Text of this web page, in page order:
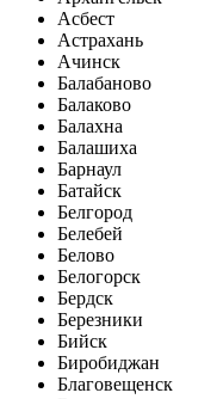
Асбест
Астрахань
Ачинск
Балабаново
Балаково
Балахна
Балашиха
Барнаул
Батайск
Белгород
Белебей
Белово
Белогорск
Бердск
Березники
Бийск
Биробиджан
Благовещенск